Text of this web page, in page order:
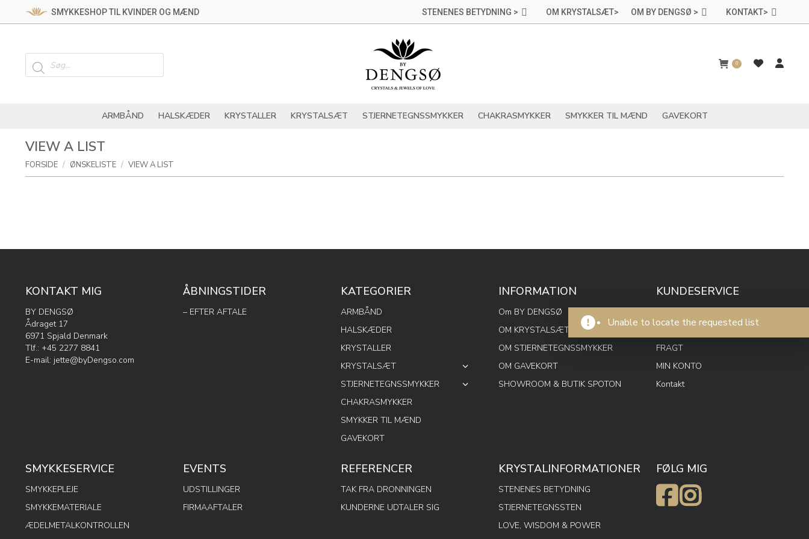
SMYKKESHOP TIL KVINDER OG MÆND STENENES BETYDNING > OM KRYSTALSÆT> OM BY DENGSØ > KONTAKT>
search
0
ARMBÅND HALSKÆDER KRYSTALLER KRYSTALSÆT STJERNETEGNSSMYKKER CHAKRASMYKKER SMYKKER TIL MÆND GAVEKORT
VIEW A LIST
You are here:
FORSIDE ØNSKELISTE VIEW A LIST
Unable to locate the requested list
KONTAKT MIG
BY DENGSØ
Ådraget 17
6971 Spjald Denmark
Tlf.: +45 2277 8841
E-mail: jette@byDengso.com
ÅBNINGSTIDER
– EFTER AFTALE
KATEGORIER
ARMBÅND
HALSKÆDER
KRYSTALLER
KRYSTALSÆT
STJERNETEGNSSMYKKER
CHAKRASMYKKER
SMYKKER TIL MÆND
GAVEKORT
INFORMATION
Om BY DENGSØ
OM KRYSTALSÆT
OM STJERNETEGNSSMYKKER
OM GAVEKORT
SHOWROOM & BUTIK SPOTON
KUNDESERVICE
PRIVATPOLITIK
FRAGT
MIN KONTO
Kontakt
SMYKKESERVICE
SMYKKEPLEJE
SMYKKEMATERIALE
ÆDELMETALKONTROLLEN
EVENTS
UDSTILLINGER
FIRMAAFTALER
REFERENCER
TAK FRA DRONNINGEN
KUNDERNE UDTALER SIG
KRYSTALINFORMATIONER
STENENES BETYDNING
STJERNETEGNSSTEN
LOVE, WISDOM & POWER
FØLG MIG